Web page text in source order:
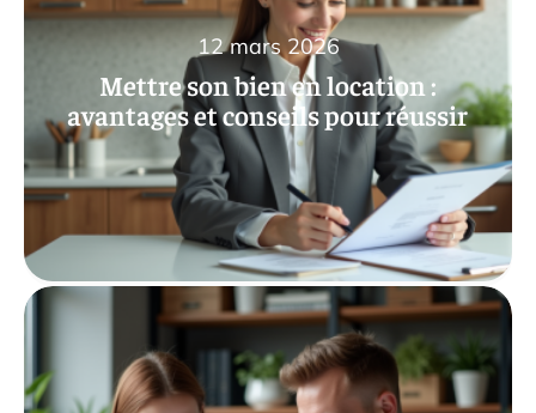
Mettre son bien en location :
avantages et conseils pour réussir
12 mars 2026